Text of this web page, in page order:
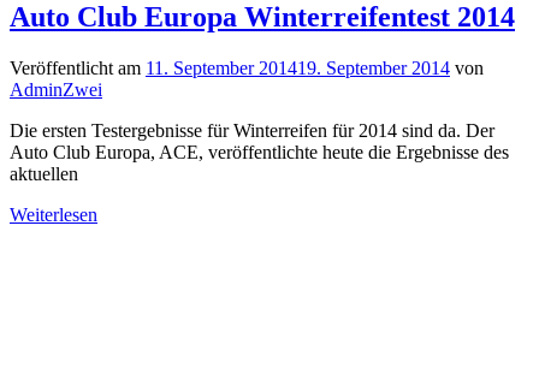
Auto Club Europa Winterreifentest 2014
Veröffentlicht am 11. September 201419. September 2014 von
AdminZwei
Die ersten Testergebnisse für Winterreifen für 2014 sind da. Der
Auto Club Europa, ACE, veröffentlichte heute die Ergebnisse des
aktuellen
Weiterlesen